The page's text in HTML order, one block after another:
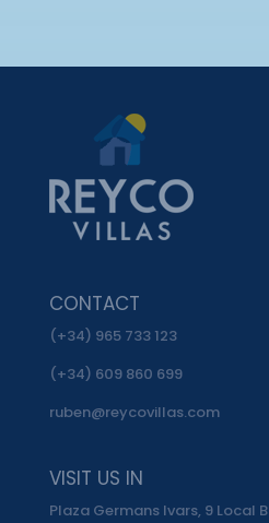
CONTACT
(+34) 965 733 123
(+34) 609 860 699
ruben@reycovillas.com
VISIT US IN
Plaza Germans Ivars, 9 Local B